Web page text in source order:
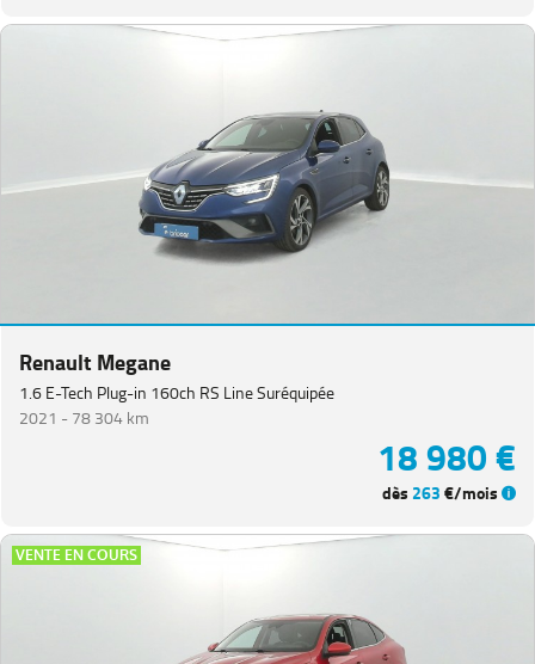
Renault Megane
1.6 E-Tech Plug-in 160ch RS Line Suréquipée
2021 -78 304 km
18 980 €
dès 263€/mois
VENTE EN COURS